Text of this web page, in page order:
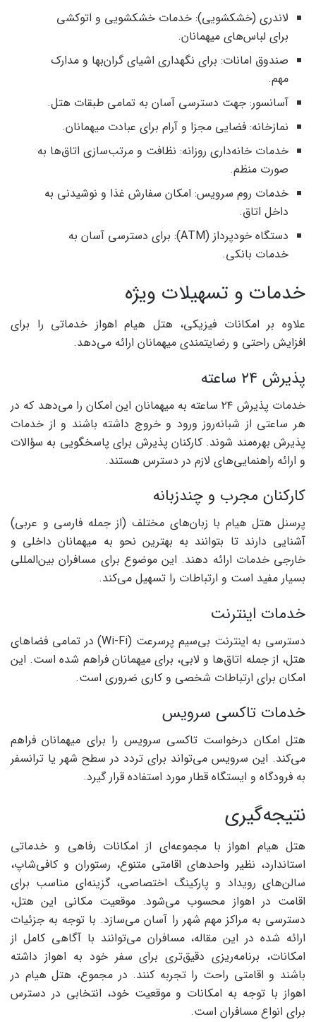
لاندری (خشکشویی): خدمات خشکشویی و اتوکشی
برای لباس‌های میهمانان.
صندوق امانات: برای نگهداری اشیای گران‌بها و مدارک
مهم.
آسانسور: جهت دسترسی آسان به تمامی طبقات هتل.
نمازخانه: فضایی مجزا و آرام برای عبادت میهمانان.
خدمات خانه‌داری روزانه: نظافت و مرتب‌سازی اتاق‌ها به
صورت منظم.
خدمات روم سرویس: امکان سفارش غذا و نوشیدنی به
داخل اتاق.
دستگاه خودپرداز (ATM): برای دسترسی آسان به
خدمات بانکی.
خدمات و تسهیلات ویژه
علاوه بر امکانات فیزیکی، هتل هیام اهواز خدماتی را برای
افزایش راحتی و رضایتمندی میهمانان ارائه می‌دهد.
پذیرش ۲۴ ساعته
خدمات پذیرش ۲۴ ساعته به میهمانان این امکان را می‌دهد که در
هر ساعتی از شبانه‌روز ورود و خروج داشته باشند و از خدمات
پذیرش بهره‌مند شوند. کارکنان پذیرش برای پاسخگویی به سؤالات
و ارائه راهنمایی‌های لازم در دسترس هستند.
کارکنان مجرب و چندزبانه
پرسنل هتل هیام با زبان‌های مختلف (از جمله فارسی و عربی)
آشنایی دارند تا بتوانند به بهترین نحو به میهمانان داخلی و
خارجی خدمات ارائه دهند. این موضوع برای مسافران بین‌المللی
بسیار مفید است و ارتباطات را تسهیل می‌کند.
خدمات اینترنت
دسترسی به اینترنت بی‌سیم پرسرعت (Wi-Fi) در تمامی فضاهای
هتل، از جمله اتاق‌ها و لابی، برای میهمانان فراهم شده است. این
امکان برای ارتباطات شخصی و کاری ضروری است.
خدمات تاکسی سرویس
هتل امکان درخواست تاکسی سرویس را برای میهمانان فراهم
می‌کند. این سرویس می‌تواند برای تردد در سطح شهر یا ترانسفر
به فرودگاه و ایستگاه قطار مورد استفاده قرار گیرد.
نتیجه‌گیری
هتل هیام اهواز با مجموعه‌ای از امکانات رفاهی و خدماتی
استاندارد، نظیر واحدهای اقامتی متنوع، رستوران و کافی‌شاپ،
سالن‌های رویداد و پارکینگ اختصاصی، گزینه‌ای مناسب برای
اقامت در اهواز محسوب می‌شود. موقعیت مکانی این هتل،
دسترسی به مراکز مهم شهر را آسان می‌سازد. با توجه به جزئیات
ارائه شده در این مقاله، مسافران می‌توانند با آگاهی کامل از
امکانات، برنامه‌ریزی دقیق‌تری برای سفر خود به اهواز داشته
باشند و اقامتی راحت را تجربه کنند. در مجموع، هتل هیام در
اهواز با توجه به امکانات و موقعیت خود، انتخابی در دسترس
برای انواع مسافران است.